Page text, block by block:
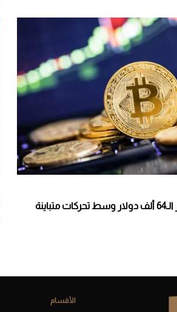
سعر بيتكوين يتجاوز حاجز الـ64 ألف دولار وسط تحركات متباينة
الأقسام